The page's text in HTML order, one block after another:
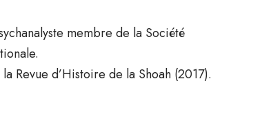
membre de la Société
Revue d’Histoire de la Shoah (2017).